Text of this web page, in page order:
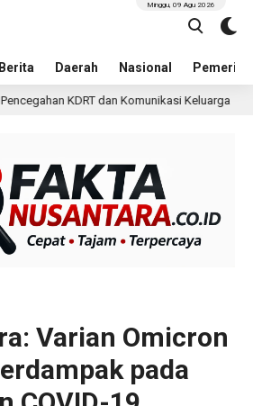
Berita Daerah Nasional
Minggu, 09 Agu 2026
Keluarga 1 hari lalu KKN Undip
Varian Omicron
pada